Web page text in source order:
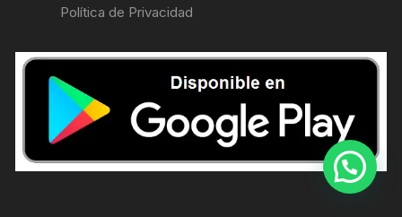
Política de Privacidad